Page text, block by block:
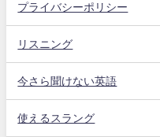
プライバシーポリシー
リスニング
今さら聞けない英語
使えるスラング